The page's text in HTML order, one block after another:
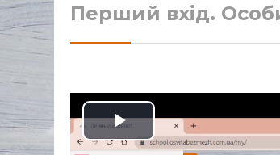
Перший вхід.
Відтворити